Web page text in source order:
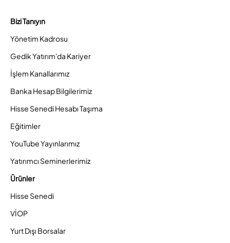
Bizi Tanıyın
Yönetim Kadrosu
Gedik Yatırım'da Kariyer
İşlem Kanallarımız
Banka Hesap Bilgilerimiz
Hisse Senedi Hesabı Taşıma
Eğitimler
YouTube Yayınlarımız
Yatırımcı Seminerlerimiz
Ürünler
Hisse Senedi
VİOP
Yurt Dışı Borsalar